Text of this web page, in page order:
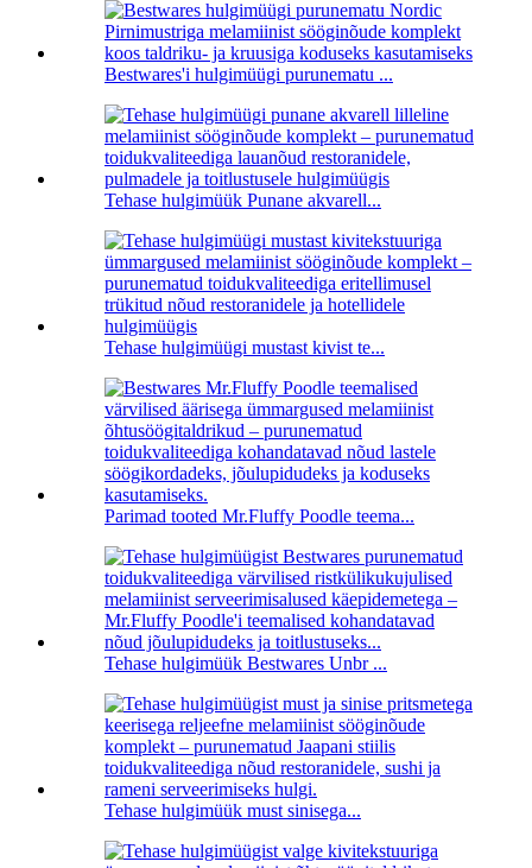
Bestwares'i hulgimüügi purunematu ...
Tehase hulgimüük Punane akvarell...
Tehase hulgimüügi mustast kivist te...
Parimad tooted Mr.Fluffy Poodle teema...
Tehase hulgimüük Bestwares Unbr ...
Tehase hulgimüük must sinisega...